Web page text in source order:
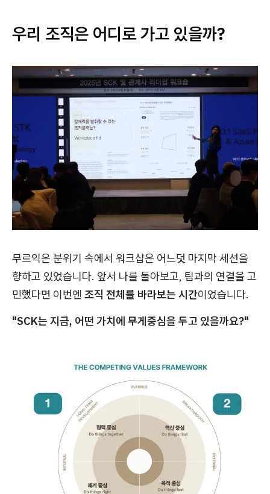
우리 조직은 어디로 가고 있을까?
무르익은 분위기 속에서 워크샵은 어느덧 마지막 세션을
향하고 있었습니다. 앞서 나를 돌아보고, 팀과의 연결을 고
민했다면 이번엔 조직 전체를 바라보는 시간이었습니다.
"SCK는 지금, 어떤 가치에 무게중심을 두고 있을까요?"